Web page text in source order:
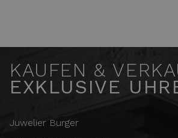
KAUFEN &
EXKLUSIVE
Juwelier Burger